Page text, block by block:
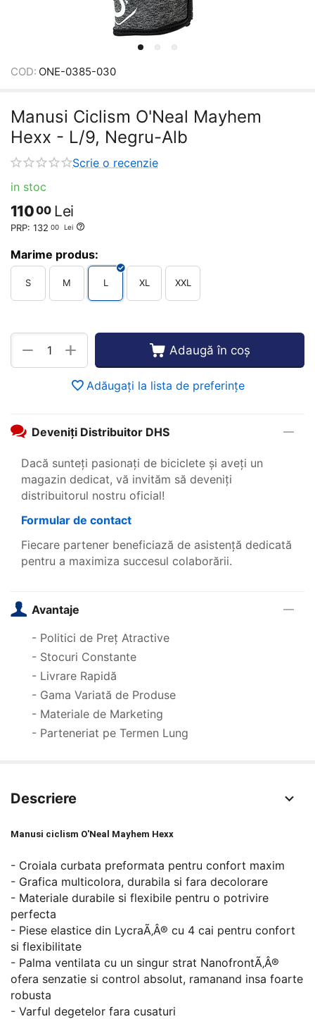
COD: ONE-0385-030
Manusi Ciclism O'Neal Mayhem
Hexx - L/9, Negru-Alb
Scrie o recenzie
in stoc
11000 Lei
PRP: 132 00 Lei
Marime produs:
S M L XL XXL
+
− Adaugă în coș
Adăugați la lista de preferințe
Deveniți Distribuitor DHS
Dacă sunteți pasionați de biciclete și aveți un
magazin dedicat, vă invităm să deveniți
distribuitorul nostru oficial!
Formular de contact
Fiecare partener beneficiază de asistență dedicată
pentru a maximiza succesul colaborării.
Avantaje
- Politici de Preț Atractive
- Stocuri Constante
- Livrare Rapidă
- Gama Variată de Produse
- Materiale de Marketing
- Parteneriat pe Termen Lung
Descriere
Manusi ciclism O'Neal Mayhem Hexx
- Croiala curbata preformata pentru confort maxim
- Grafica multicolora, durabila si fara decolorare
- Materiale durabile si flexibile pentru o potrivire
perfecta
- Piese elastice din LycraÃ‚Â® cu 4 cai pentru confort
si flexibilitate
- Palma ventilata cu un singur strat NanofrontÃ‚Â®
ofera senzatie si control absolut, ramanand insa foarte
robusta
- Varful degetelor fara cusaturi